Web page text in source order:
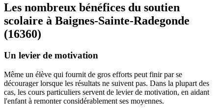
Les nombreux bénéfices du soutien
scolaire à Baignes-Sainte-Radegonde
(16360)
Un levier de motivation
Même un élève qui fournit de gros efforts peut finir par se
décourager lorsque les résultats ne suivent pas. Dans la plupart des
cas, les cours particuliers servent de levier de motivation, en aidant
l'enfant à remonter considérablement ses moyennes.